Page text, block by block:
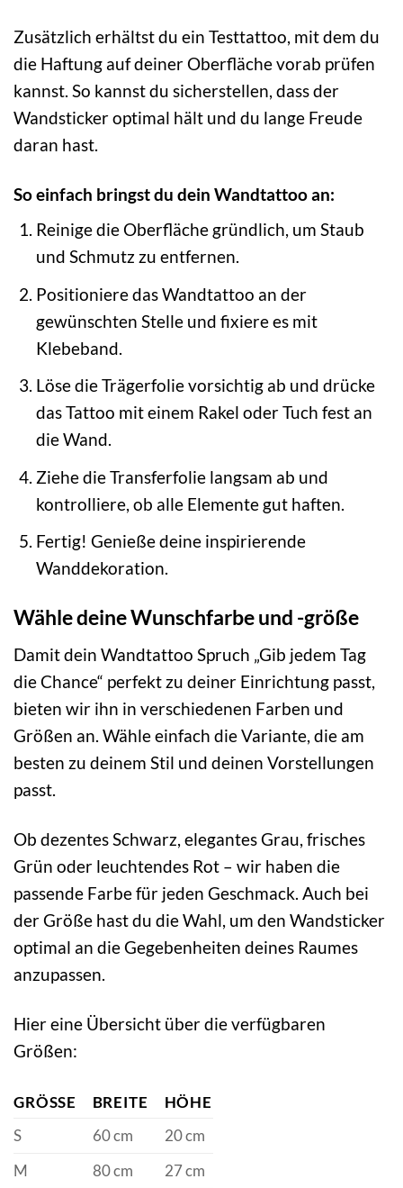
Zusätzlich erhältst du ein Testtattoo, mit dem du
die Haftung auf deiner Oberfläche vorab prüfen
kannst. So kannst du sicherstellen, dass der
Wandsticker optimal hält und du lange Freude
daran hast.
So einfach bringst du dein Wandtattoo an:
Reinige die Oberfläche gründlich, um Staub
und Schmutz zu entfernen.
Positioniere das Wandtattoo an der
gewünschten Stelle und fixiere es mit
Klebeband.
Löse die Trägerfolie vorsichtig ab und drücke
das Tattoo mit einem Rakel oder Tuch fest an
die Wand.
Ziehe die Transferfolie langsam ab und
kontrolliere, ob alle Elemente gut haften.
Fertig! Genieße deine inspirierende
Wanddekoration.
Wähle deine Wunschfarbe und -größe
Damit dein Wandtattoo Spruch „Gib jedem Tag
die Chance“ perfekt zu deiner Einrichtung passt,
bieten wir ihn in verschiedenen Farben und
Größen an. Wähle einfach die Variante, die am
besten zu deinem Stil und deinen Vorstellungen
passt.
Ob dezentes Schwarz, elegantes Grau, frisches
Grün oder leuchtendes Rot – wir haben die
passende Farbe für jeden Geschmack. Auch bei
der Größe hast du die Wahl, um den Wandsticker
optimal an die Gegebenheiten deines Raumes
anzupassen.
Hier eine Übersicht über die verfügbaren
Größen:
GRÖSSE BREITE
HÖHE
S
60 cm
20 cm
M
80 cm
27 cm